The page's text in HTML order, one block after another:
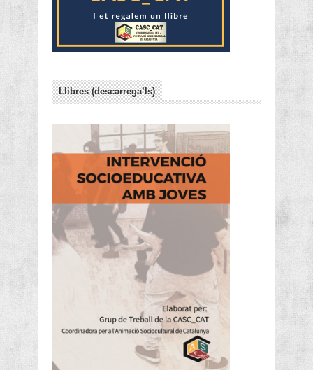
Llibres (descarrega’ls)